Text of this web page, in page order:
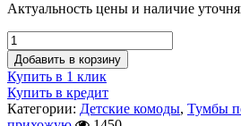
Актуальность цены и наличие
Добавить в корзину
Купить в 1 клик
Купить в кредит
Категории: Детские комоды, Тумбы